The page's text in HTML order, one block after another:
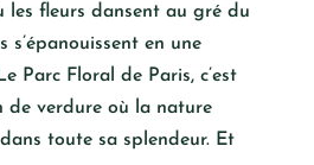
les fleurs dansent au gré du
s’épanouissent en une
Parc Floral de Paris, c’est
de verdure où la nature
toute sa splendeur. Et